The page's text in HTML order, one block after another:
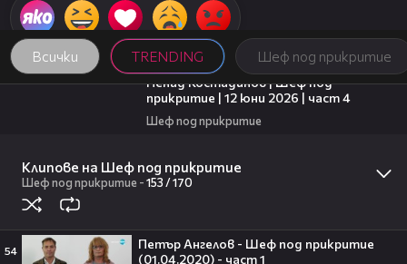
Клипове на Шеф под прикритие
Шеф под прикритие -153 /170
54
Петър Ангелов - Шеф под прикритие
(01.04.2020) - част 1
Всички TRENDING Шеф под прикритие
16:45
Ненад Костадинов | Шеф под
прикритие | 12 юни 2026 | част 4
Шеф под прикритие
прикритие | 12 юни 2026 | част 3
1 Шеф под прикритие
тийнейджъри е имало и момичета